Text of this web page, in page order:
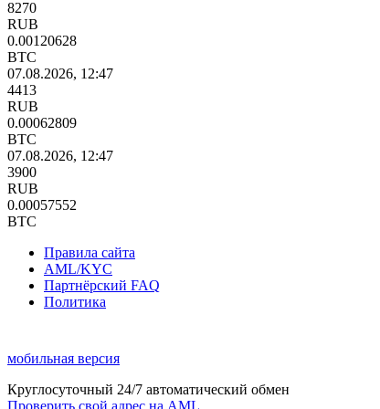
8270
RUB
0.00120628
BTC
07.08.2026, 12:47
4413
RUB
0.00062809
BTC
07.08.2026, 12:47
3900
RUB
0.00057552
BTC
Правила сайта
AML/KYC
Партнёрский FAQ
Политика
мобильная версия
Круглосуточный 24/7 автоматический обмен
Проверить свой адрес на AML